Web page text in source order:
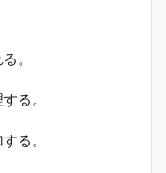
。
る。
る。